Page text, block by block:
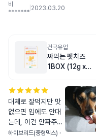
안하거든요. 이번에
라 치즈같은 질감이
더라구요. 변도 이상
없이 잘 보고 있어서
고 있으면 말 엄청 잘
맛있단 얘기겠지요.
(맛없으면 불러도 안
오거든요ㅋㅋ)
비
*******
2023.03.20
건국유업
짜먹는 펫치즈
1BOX (12g x
대체로 잘먹지만 맛
없으면 입에도 안대
는데, 이건 안짜주면
이빨로 뚫어먹을 정
하이브리드(중형믹스) ·